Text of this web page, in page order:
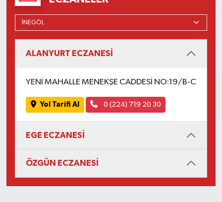
ALANYURT ECZANESİ
YENİ MAHALLE MENEKŞE CADDESİ NO:19/B-C
Yol Tarifi Al 0 (224) 719 20 30
EGE ECZANESİ
ÖZGÜN ECZANESİ